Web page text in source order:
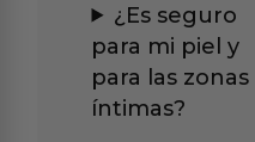
¿Es seguro
para mi piel y
para las zonas
íntimas?